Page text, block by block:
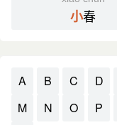
小春
A B C D
M
N O P